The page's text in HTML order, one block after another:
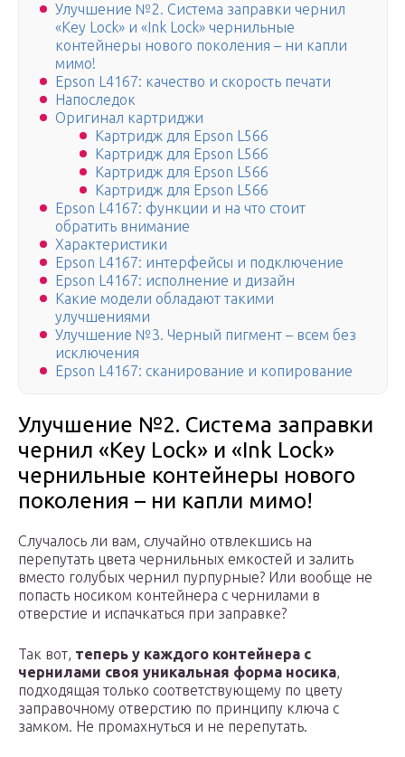
Улучшение №2. Система заправки чернил
«Key Lock» и «Ink Lock» чернильные
контейнеры нового поколения – ни капли
мимо!
Epson L4167: качество и скорость печати
Напоследок
Оригинал картриджи
Картридж для Epson L566
Картридж для Epson L566
Картридж для Epson L566
Картридж для Epson L566
Epson L4167: функции и на что стоит
обратить внимание
Характеристики
Epson L4167: интерфейсы и подключение
Epson L4167: исполнение и дизайн
Какие модели обладают такими
улучшениями
Улучшение №3. Черный пигмент – всем без
исключения
Epson L4167: сканирование и копирование
Улучшение №2. Система заправки
чернил «Key Lock» и «Ink Lock»
чернильные контейнеры нового
поколения – ни капли мимо!
Случалось ли вам, случайно отвлекшись на
перепутать цвета чернильных емкостей и залить
вместо голубых чернил пурпурные? Или вообще не
попасть носиком контейнера с чернилами в
отверстие и испачкаться при заправке?
Так вот, теперь у каждого контейнера с
чернилами своя уникальная форма носика,
подходящая только соответствующему по цвету
заправочному отверстию по принципу ключа с
замком. Не промахнуться и не перепутать.